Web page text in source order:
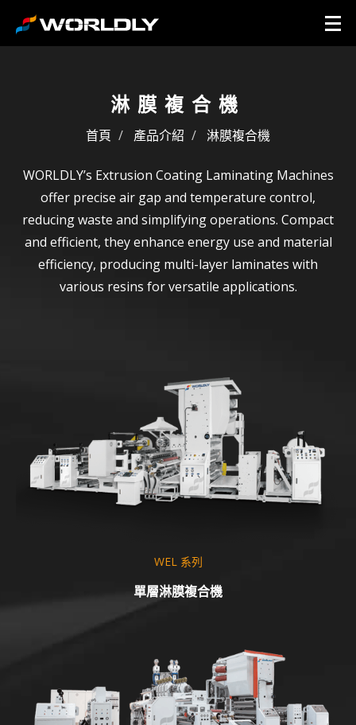
淋膜複合機
首頁 產品介紹 淋膜複合機
WORLDLY’s Extrusion Coating Laminating Machines
offer precise air gap and temperature control,
reducing waste and simplifying operations. Compact
and efficient, they enhance energy use and material
efficiency, producing multi-layer laminates with
various resins for versatile applications.
WEL 系列
單層淋膜複合機